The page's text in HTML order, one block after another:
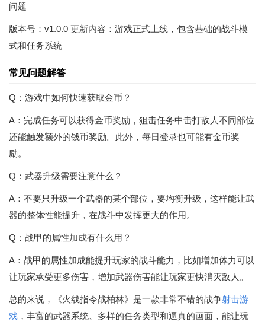
问题
版本号：v1.0.0 更新内容：游戏正式上线，包含基础的战斗模
式和任务系统
常见问题解答
Q：游戏中如何快速获取金币？
A：完成任务可以获得金币奖励，狙击任务中击打敌人不同部位
还能触发额外的钱币奖励。此外，每日登录也可能有金币奖
励。
Q：武器升级需要注意什么？
A：不要只升级一个武器的某个部位，要均衡升级，这样能让武
器的整体性能提升，在战斗中发挥更大的作用。
Q：战甲的属性加成有什么用？
A：战甲的属性加成能提升玩家的战斗能力，比如增加体力可以
让玩家承受更多伤害，增加武器伤害能让玩家更快消灭敌人。
总的来说，《火线指令战柏林》是一款非常不错的战争射击游
戏 ，丰富的武器系统、多样的任务类型和逼真的画面，能让玩